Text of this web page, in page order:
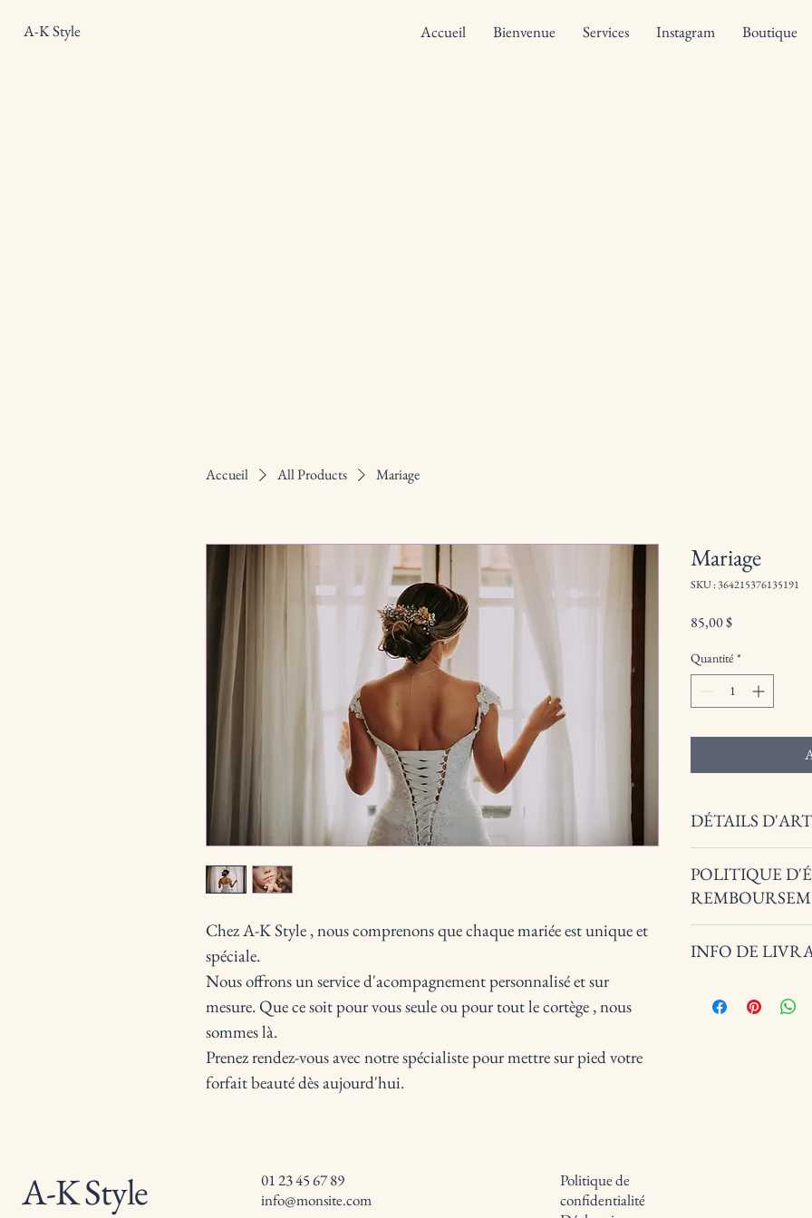
A-K Style Accueil Bienvenue Services Instagram Boutique
Accueil All Products Mariage
Chez A-K Style , nous comprenons que chaque mariée est unique et
spéciale.
Nous offrons un service d'acompagnement personnalisé et sur
mesure. Que ce soit pour vous seule ou pour tout le cortège , nous
sommes là.
Prenez rendez-vous avec notre spécialiste pour mettre sur pied votre
forfait beauté dès aujourd'hui.
Mariage
SKU : 364215376135191
85,00 $Prix
Quantité *
DÉTAILS
matière et autres détails
expliquer les avantages
POLITIQUE
des conditions
ainsi d'acheter sur votre
INFO DE
vos modes de livraison
A-K Style
01 23 45 67 89
info@monsite.com
Politique de
confidentialité